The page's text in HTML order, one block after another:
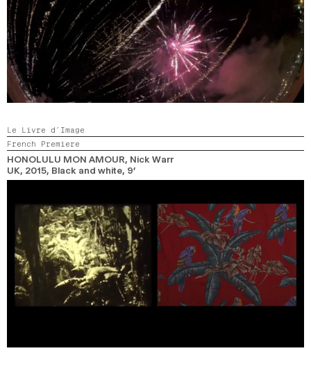
Le Livre d’Image
French Premiere
HONOLULU MON AMOUR, Nick Warr
UK, 2015, Black and white, 9’